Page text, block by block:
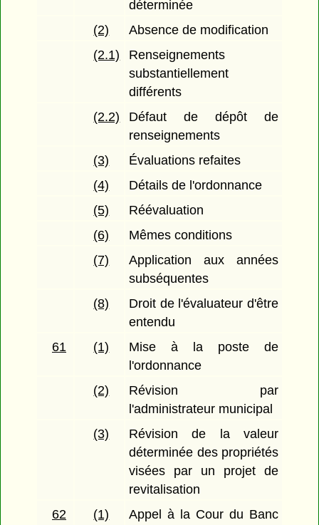
déterminée
(2)
Absence de modification
(2.1)
Renseignements
substantiellement
différents
(2.2)
Défaut de dépôt de
renseignements
(3)
Évaluations refaites
(4)
Détails de l'ordonnance
(5)
Réévaluation
(6)
Mêmes conditions
(7)
Application aux années
subséquentes
(8)
Droit de l'évaluateur d'être
entendu
61
(1)
Mise à la poste de
l'ordonnance
(2)
Révision par
l'administrateur municipal
(3)
Révision de la valeur
déterminée des propriétés
visées par un projet de
revitalisation
62
(1)
Appel à la Cour du Banc